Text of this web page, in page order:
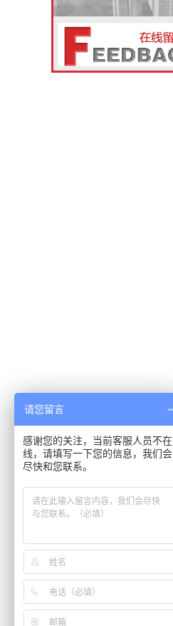
请您留言
感谢您的关注，当前客服人员不在
线，请填写一下您的信息，我们会
尽快和您联系。